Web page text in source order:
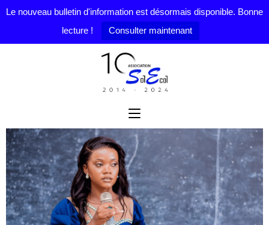
Le nouveau bulletin d'information est désormais disponible. Bonne
lecture !
Consulter maintenant